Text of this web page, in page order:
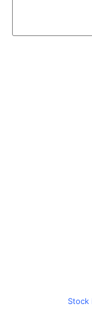
Stock